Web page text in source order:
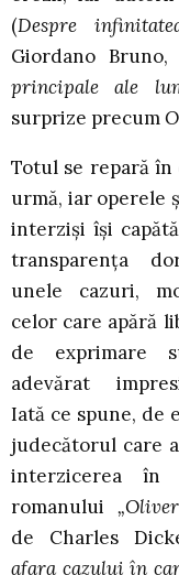
(Despre
Giordano
principale ale
surprize precum
Totul se repară în
urmă, iar operele
interzişi îşi
transparenţa
unele cazuri,
celor care apără
de exprimare
adevărat
Iată ce spune, de
judecătorul care
interzicerea în
romanului
de Charles
afara cazului în